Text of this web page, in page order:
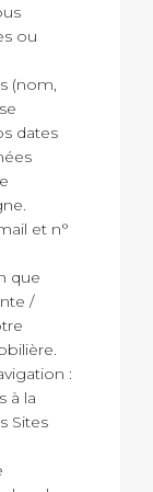
ou
(nom,
dates
et n°
que
/
:
à la
Sites